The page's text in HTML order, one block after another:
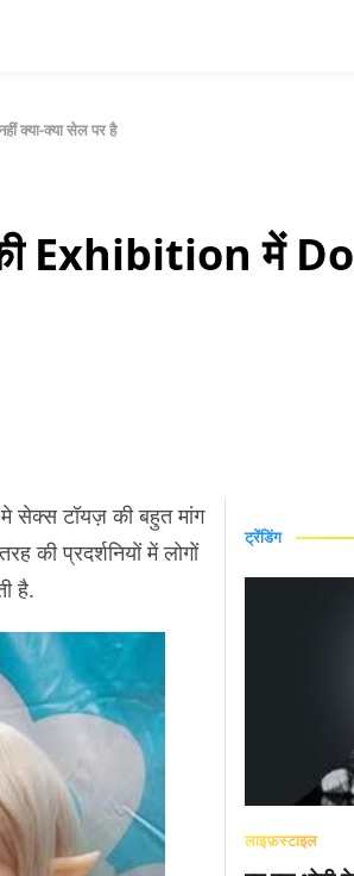
क्या-क्या सेल पर है
की Exhibition में
सेक्‍स टॉयज़ की बहुत मांग
की प्रदर्शनियों में लोगों
है.
ट्रेंडिंग
लाइफ़स्टाइल